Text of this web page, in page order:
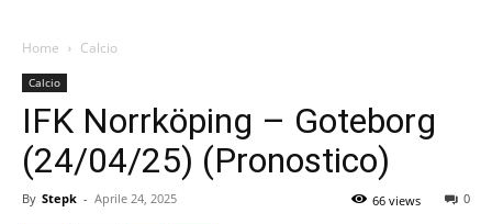
Home Calcio
Calcio
IFK Norrköping – Goteborg
(24/04/25) (Pronostico)
By Stepk - Aprile 24, 2025 0
66 views